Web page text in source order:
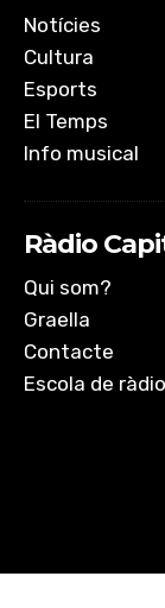
Notícies
Cultura
Esports
El Temps
Info musical
Ràdio
Qui som?
Graella
Contacte
Escola de ràdio